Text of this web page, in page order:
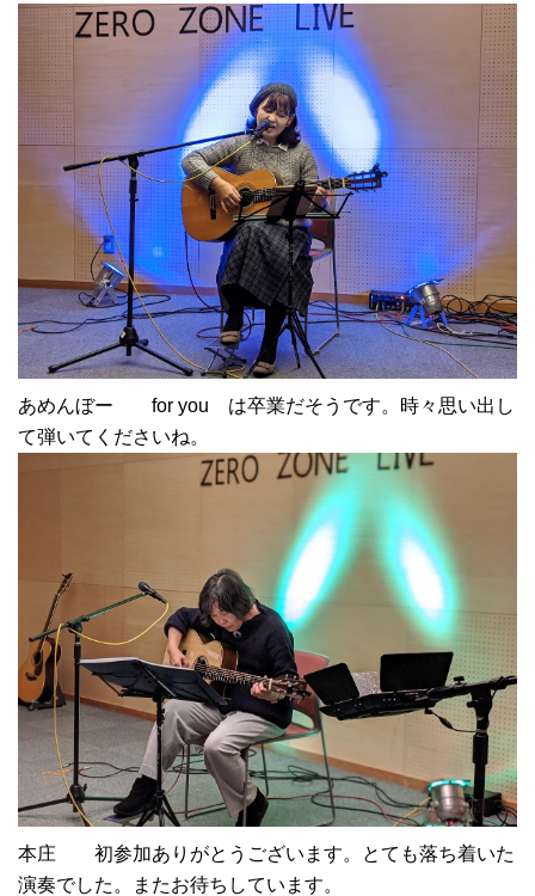
あめんぼー for you は卒業だそうです。時々思い出し
て弾いてくださいね。
本庄 初参加ありがとうございます。とても落ち着いた
演奏でした。またお待ちしています。